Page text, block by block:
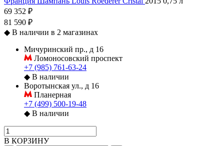
69 352 ₽
81 590 ₽
◆ В наличии в 2 магазинах
Мичуринский пр., д 16
Ломоносовский проспект
+7 (985) 761-63-24
◆ В наличии
Воротынская ул., д 16
Планерная
+7 (499) 500-19-48
◆ В наличии
В КОРЗИНУ